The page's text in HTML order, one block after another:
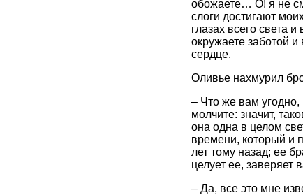
обожаете… О! я не
слоги достигают
глазах всего света
окружаете заботой
сердце.
Оливье нахмурил
– Что же вам
молчите: значит,
она одна в целом
времени, который и
лет тому назад; ее
целует ее, заверяет
– Да, все это мне